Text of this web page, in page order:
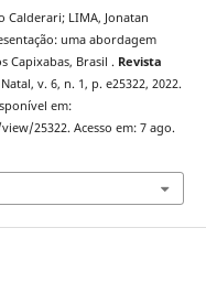
Calderari; LIMA, Jonatan
uma abordagem
Capixabas, Brasil . Revista
Natal, v. 6, n. 1, p. e25322, 2022.
em:
25322. Acesso em: 7 ago.